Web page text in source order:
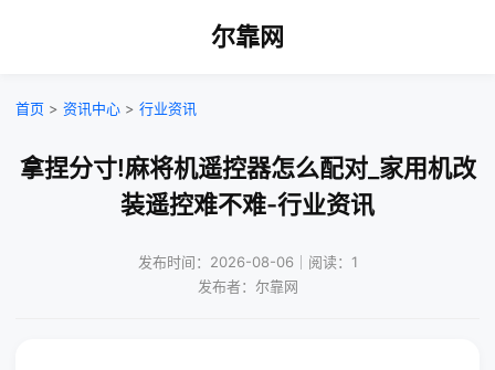
尔靠网
首页 > 资讯中心 > 行业资讯
拿捏分寸!麻将机遥控器怎么配对_家用机改
装遥控难不难-行业资讯
发布时间：2026-08-06｜阅读：1
发布者：尔靠网